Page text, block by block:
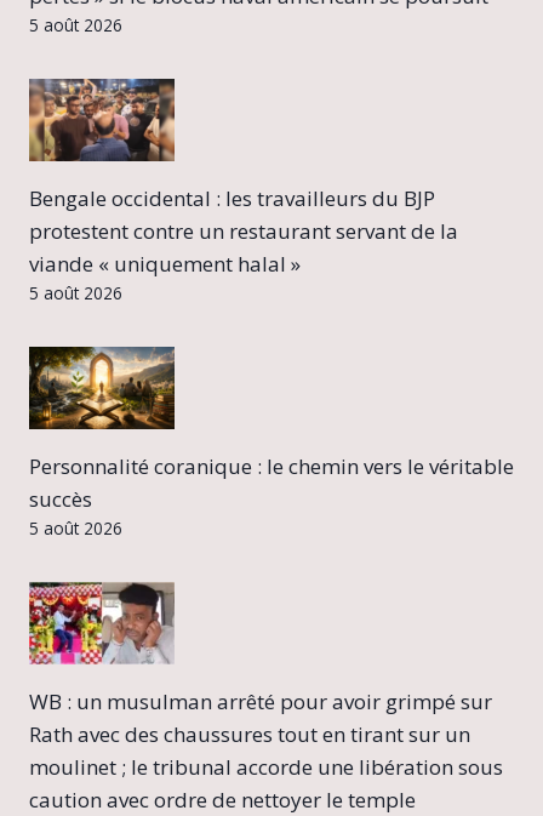
5 août 2026
Bengale occidental : les travailleurs du BJP
protestent contre un restaurant servant de la
viande « uniquement halal »
5 août 2026
Personnalité coranique : le chemin vers le véritable
succès
5 août 2026
WB : un musulman arrêté pour avoir grimpé sur
Rath avec des chaussures tout en tirant sur un
moulinet ; le tribunal accorde une libération sous
caution avec ordre de nettoyer le temple